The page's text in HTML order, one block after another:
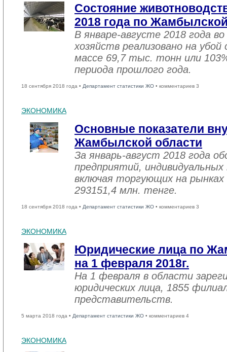
Состояние
2018 года по
В январе-августе 2018 года
хозяйств реализовано на
массе 69,7 тыс. тонн или
периода прошлого года.
18 сентября 2018 года • Департамент статистики ЖО • комментариев 3
ЭКОНОМИКА
Основные показатели
Жамбылской области
За январь-август 2018 года
предприятий,
включая торгующих на рынках
293151,4 млн. тенге.
18 сентября 2018 года • Департамент статистики ЖО • комментариев 3
ЭКОНОМИКА
Юридические лица по
на 1 февраля 2018г.
На 1 февраля в области
юридических лица, 1855
представительств.
5 марта 2018 года • Департамент статистики ЖО • комментариев 4
ЭКОНОМИКА